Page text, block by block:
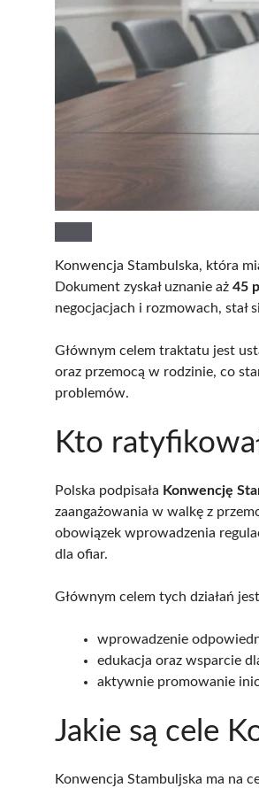
Konwencja Stambulska, która
Dokument zyskał uznanie aż 45
negocjacjach i rozmowach, stał
Głównym celem traktatu jest
oraz przemocą w rodzinie, co
problemów.
Kto
Polska podpisała Konwencję
zaangażowania w walkę z
obowiązek wprowadzenia
dla ofiar.
Głównym celem tych działań
wprowadzenie
edukacja oraz wsparcie
aktywnie promowanie
Jakie są cele
Konwencja Stambuljska ma na